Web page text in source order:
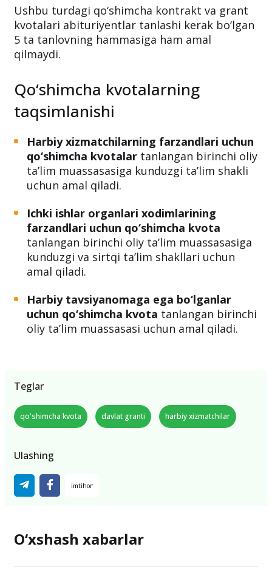
Ushbu turdagi qo‘shimcha kontrakt va grant
kvotalari abituriyentlar tanlashi kerak bo‘lgan
5 ta tanlovning hammasiga ham amal
qilmaydi.
Qo‘shimcha kvotalarning
taqsimlanishi
Harbiy xizmatchilarning farzandlari uchun
qo‘shimcha kvotalar tanlangan birinchi oliy
ta’lim muassasasiga kunduzgi ta’lim shakli
uchun amal qiladi.
Ichki ishlar organlari xodimlarining
farzandlari uchun qo‘shimcha kvota
tanlangan birinchi oliy ta’lim muassasasiga
kunduzgi va sirtqi ta’lim shakllari uchun
amal qiladi.
Harbiy tavsiyanomaga ega bo‘lganlar
uchun qo‘shimcha kvota tanlangan birinchi
oliy ta’lim muassasasi uchun amal qiladi.
Teglar
qo'shimcha kvota davlat granti harbiy xizmatchilar
Ulashing
O‘xshash xabarlar